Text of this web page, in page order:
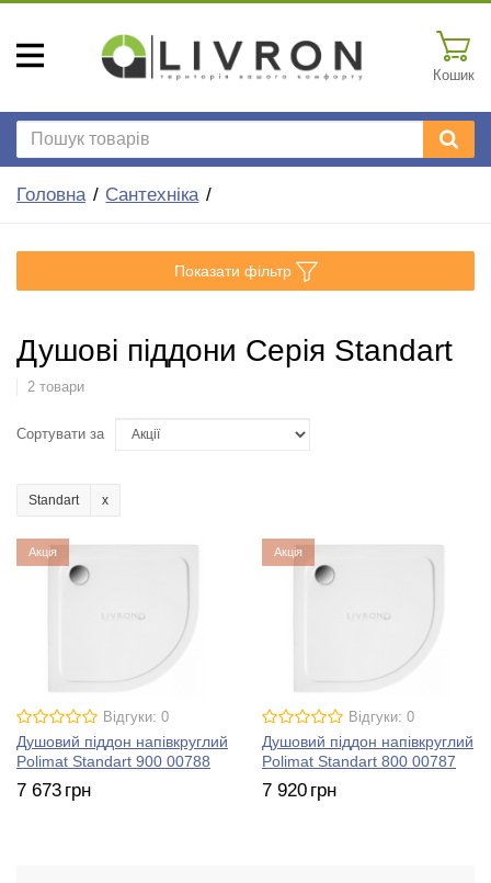
Кошик
Головна Сантехніка
Показати фільтр
Душові піддони Серія Standart
2 товари
Сортувати за
Standart
Акція
Відгуки: 0
Душовий піддон напівкруглий
Polimat Standart 900 00788
7 673 грн
Акція
Відгуки: 0
Душовий піддон напівкруглий
Polimat Standart 800 00787
7 920 грн